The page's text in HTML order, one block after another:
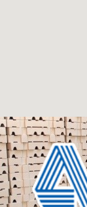
connoisseurs of
best models
ingeniously
each product
from proven
continuous joint
reliability and